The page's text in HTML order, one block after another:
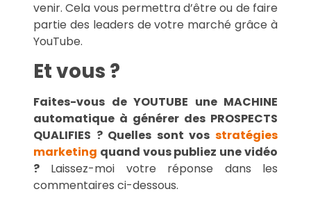
venir. Cela vous permettra d’être ou de faire
partie des leaders de votre marché grâce à
YouTube.
Et vous ?
Faites-vous de YOUTUBE une MACHINE
automatique à générer des PROSPECTS
QUALIFIES ? Quelles sont vos stratégies
marketing quand vous publiez une vidéo
? Laissez-moi votre réponse dans les
commentaires ci-dessous.